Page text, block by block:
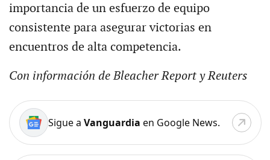
importancia de un esfuerzo de equipo
consistente para asegurar victorias en
encuentros de alta competencia.
Con información de Bleacher Report y Reuters
Sigue a Vanguardia en Google News.